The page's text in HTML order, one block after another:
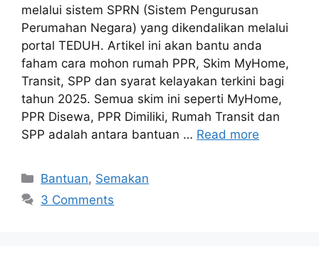
melalui sistem SPRN (Sistem Pengurusan
Perumahan Negara) yang dikendalikan melalui
portal TEDUH. Artikel ini akan bantu anda
faham cara mohon rumah PPR, Skim MyHome,
Transit, SPP dan syarat kelayakan terkini bagi
tahun 2025. Semua skim ini seperti MyHome,
PPR Disewa, PPR Dimiliki, Rumah Transit dan
SPP adalah antara bantuan … Read more
Categories
Bantuan, Semakan
3 Comments